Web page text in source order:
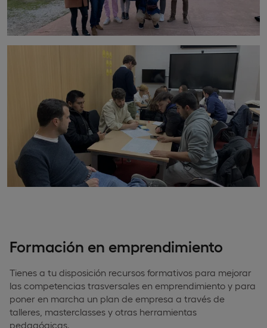
Formación en emprendimiento
Tienes a tu disposición recursos formativos para mejorar
las competencias trasversales en emprendimiento y para
poner en marcha un plan de empresa a través de
talleres, masterclasses y otras herramientas
pedagógicas.